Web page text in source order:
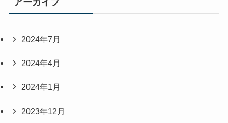
アーカイブ
2024年7月
2024年4月
2024年1月
2023年12月